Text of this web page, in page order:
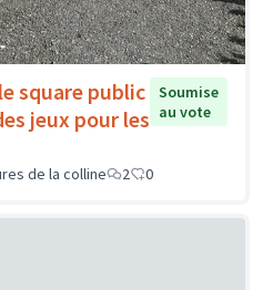
square public
jeux pour les
Soumise
au vote
de la colline 2 0